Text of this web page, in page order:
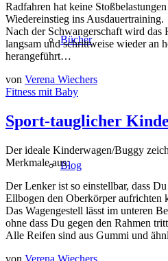
Bücher
Blog
Radfahren hat keine
Wiedereinstieg ins Ausdauertraining.
Nach der Schwangerschaft wird das
langsam und schrittweise wieder an
herangeführt…
von Verena Wiechers
Fitness mit Baby
Sport-tauglicher
Der ideale Kinderwagen/Buggy
Merkmale aus:
Der Lenker ist so einstellbar, dass
Ellbogen den Oberkörper aufrichten
Das Wagengestell lässt im unteren
ohne dass Du gegen den Rahmen
Alle Reifen sind aus Gummi und
von Verena Wiechers